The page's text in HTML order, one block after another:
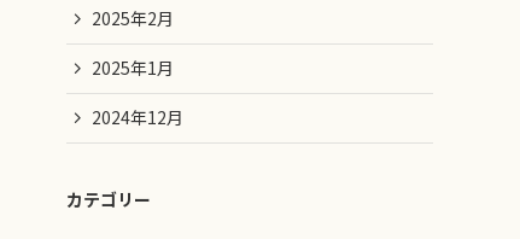
2025年2月
2025年1月
2024年12月
カテゴリー